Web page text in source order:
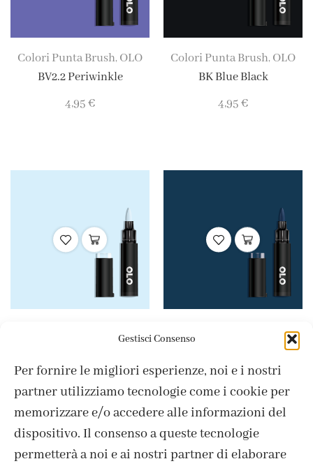
Gestisci Consenso
Per fornire le migliori esperienze, noi e i nostri
partner utilizziamo tecnologie come i cookie per
memorizzare e/o accedere alle informazioni del
dispositivo. Il consenso a queste tecnologie
permetterà a noi e ai nostri partner di elaborare
Colori Punta Brush, OLO
BV2.2 Periwinkle
4,95€
Colori Punta Brush, OLO
BK Blue Black
4,95€
4,95€
OLO
4,95€